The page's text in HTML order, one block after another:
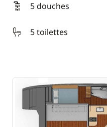
5 douches
5 toilettes